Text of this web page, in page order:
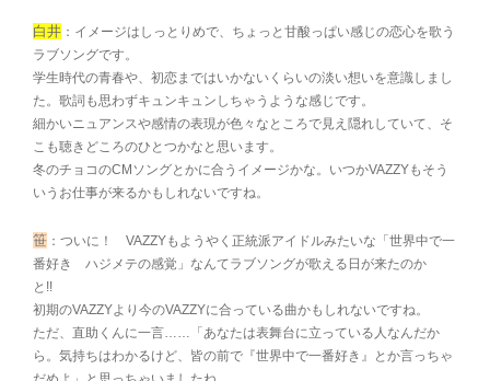
白井 ：イメージはしっとりめで、ちょっと甘酸っぱい感じの恋心を歌う
ラブソングです。
学生時代の青春や、初恋まではいかないくらいの淡い想いを意識しまし
た。歌詞も思わずキュンキュンしちゃうような感じです。
細かいニュアンスや感情の表現が色々なところで見え隠れしていて、そ
こも聴きどころのひとつかなと思います。
冬のチョコのCMソングとかに合うイメージかな。いつかVAZZYもそう
いうお仕事が来るかもしれないですね。
笹 ：ついに！ VAZZYもようやく正統派アイドルみたいな「世界中で一
番好き ハジメテの感覚」なんてラブソングが歌える日が来たのか
と!!
初期のVAZZYより今のVAZZYに合っている曲かもしれないですね。
ただ、直助くんに一言……「あなたは表舞台に立っている人なんだか
ら。気持ちはわかるけど、皆の前で『世界中で一番好き』とか言っちゃ